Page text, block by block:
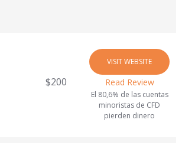
$200
VISIT WEBSITE
Read Review
El 80,6% de las cuentas
minoristas de CFD
pierden dinero